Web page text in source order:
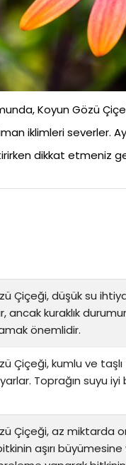
Koyun Gözü
iklimleri severler.
dikkat etmeniz
Çiçeği, düşük su
ancak kuraklık
önemlidir.
Çiçeği, kumlu ve
Toprağın suyu iyi
Çiçeği, az miktarda
aşırı